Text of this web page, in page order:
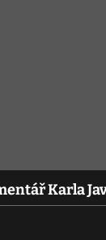
Karla